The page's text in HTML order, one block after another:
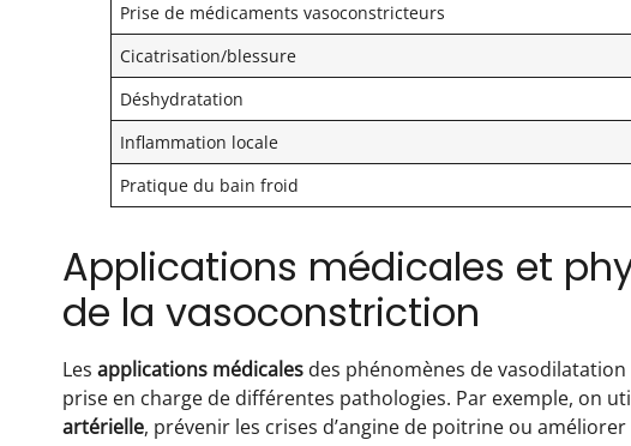
Prise de médicaments vasoconstricteurs
Cicatrisation/blessure
Déshydratation
Inflammation locale
Pratique du bain froid
Applications médicales et
de la vasoconstriction
Les applications médicales des phénomènes de
prise en charge de différentes pathologies. Par exemple, on
artérielle, prévenir les crises d’angine de poitrine ou